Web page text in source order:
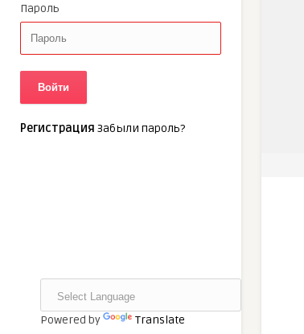
Пароль
Войти
Регистрация Забыли пароль?
Powered by Translate